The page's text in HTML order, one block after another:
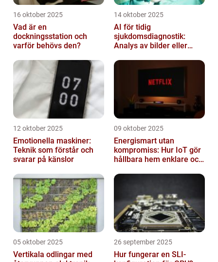
16 oktober 2025
Vad är en
dockningsstation och
varför behövs den?
14 oktober 2025
AI för tidig
sjukdomsdiagnostik:
Analys av bilder eller
12 oktober 2025
Emotionella maskiner:
Teknik som förstår och
svarar på känslor
09 oktober 2025
Energismart utan
kompromiss: Hur IoT gör
hållbara hem enklare och
05 oktober 2025
Vertikala odlingar med
26 september 2025
Hur fungerar en SLI-